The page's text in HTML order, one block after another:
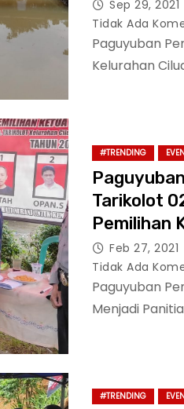
Sep 29, 2021
Tidak Ada
Paguyuban
Kelurahan
#TRENDING
Paguyuban
Tarikolot
Pemilihan
Feb 27, 2021
Tidak Ada
Paguyuban
Menjadi
#TRENDING